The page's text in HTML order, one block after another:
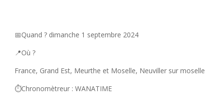
📅Quand ? dimanche 1 septembre 2024
📍Où ?
France, Grand Est, Meurthe et Moselle, Neuviller sur moselle
⏱️Chronomètreur : WANATIME